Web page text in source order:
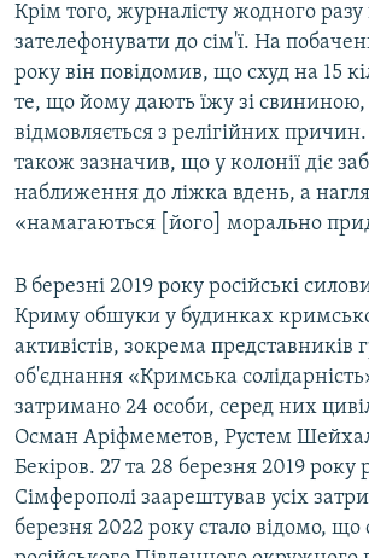
Крім того, журналісту жодного
зателефонувати до сім'ї. На
року він повідомив, що схуд на 15
те, що йому дають їжу зі свининою,
відмовляється з релігійних
також зазначив, що у колонії діє
наближення до ліжка вдень, а
«намагаються [його] морально
В березні 2019 року російські
Криму обшуки у будинках
активістів, зокрема представників
об'єднання «Кримська
затримано 24 особи, серед них
Осман Аріфмеметов, Рустем
Бекіров. 27 та 28 березня 2019 року
Сімферополі заарештував усіх
березня 2022 року стало відомо, що